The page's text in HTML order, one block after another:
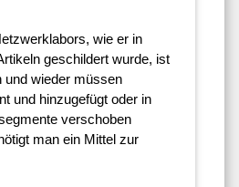
wie er in
geschildert wurde, ist
und wieder müssen
und hinzugefügt oder in
verschoben
man ein Mittel zur